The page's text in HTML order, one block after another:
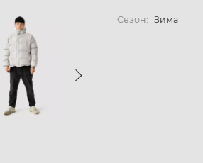
Сезон: Зима